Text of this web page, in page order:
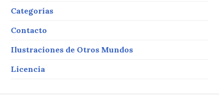
Categorías
Contacto
Ilustraciones de Otros Mundos
Licencia